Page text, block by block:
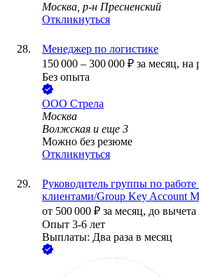
Москва, р-н Пресненский
Откликнуться
Менеджер по логистике
150 000 – 300 000 ₽ за месяц, на
Без опыта
ООО Стрела
Москва
Волжская и еще 3
Можно без резюме
Откликнуться
Руководитель группы по
клиентами/Group Key Account
от 500 000 ₽ за месяц, до вычета
Опыт 3-6 лет
Выплаты: Два раза в месяц